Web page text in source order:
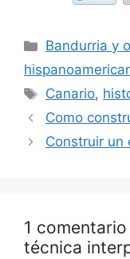
Categorías
Bandurria y
Etiquetas
Canario,
Como
Construir un
1
técnica